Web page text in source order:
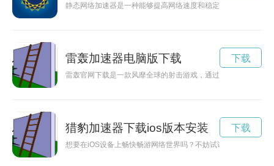
静态网络加速器是一种能够提高网络速度和稳定性的工具软件
雷轰加速器电脑版下载
雷轰官网下载是一款风靡全球的射击游戏，通过官方网站下载
下载
猎豹加速器下载ios版本安装
想要在iOS设备上畅快畅游网络世界吗？不妨试试猎豹加速器的
下载